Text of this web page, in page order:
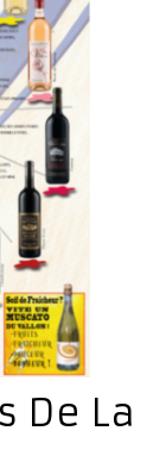
De La